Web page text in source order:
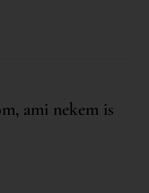
ami nekem is